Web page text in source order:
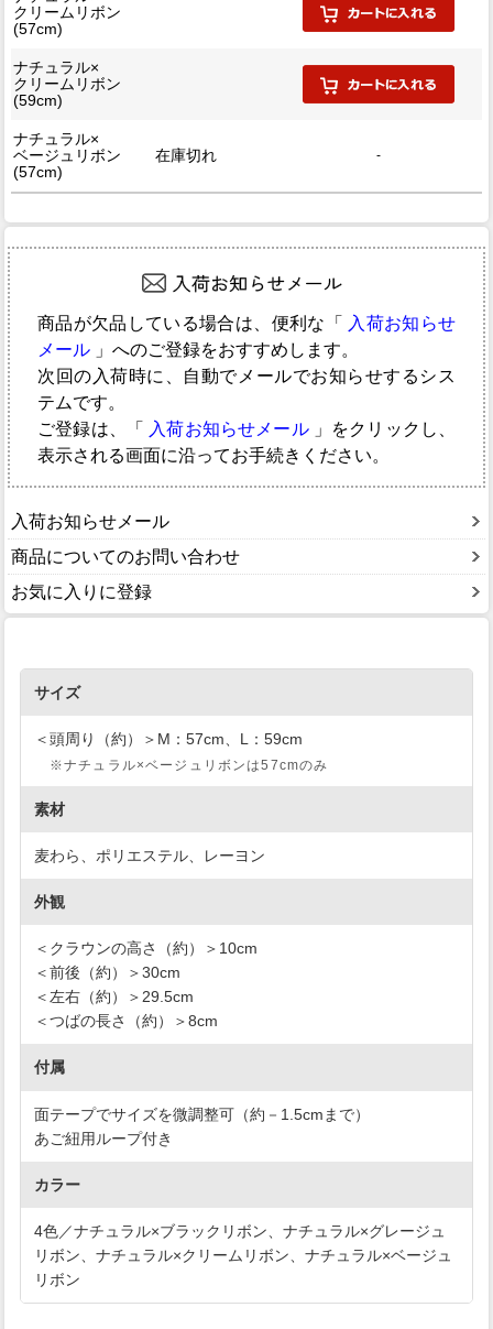
クリームリボン
(57cm)
ナチュラル×
クリームリボン
(59cm)
ナチュラル×
ベージュリボン
(57cm)
在庫切れ -
商品が欠品している場合は、便利な「
入荷お知らせ
メール 」へのご登録をおすすめします。
次回の入荷時に、自動でメールでお知らせするシス
テムです。
ご登録は、「
入荷お知らせメール 」をクリックし、
表示される画面に沿ってお手続きください。
入荷お知らせメール
商品についてのお問い合わせ
お気に入りに登録
サイズ
＜頭周り（約）＞M：57cm、L：59cm
※ナチュラル×ベージュリボンは57cmのみ
素材
麦わら、ポリエステル、レーヨン
外観
＜クラウンの高さ（約）＞10cm
＜前後（約）＞30cm
＜左右（約）＞29.5cm
＜つばの長さ（約）＞8cm
付属
面テープでサイズを微調整可（約－1.5cmまで）
あご紐用ループ付き
カラー
4色／ナチュラル×ブラックリボン、ナチュラル×グレージュ
リボン、ナチュラル×クリームリボン、ナチュラル×ベージュ
リボン